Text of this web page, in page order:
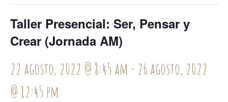
Taller Presencial: Ser, Pensar y
Crear (Jornada AM)
22 agosto, 2022 @ 8:45 am - 26 agosto, 2022
@ 12:45 pm